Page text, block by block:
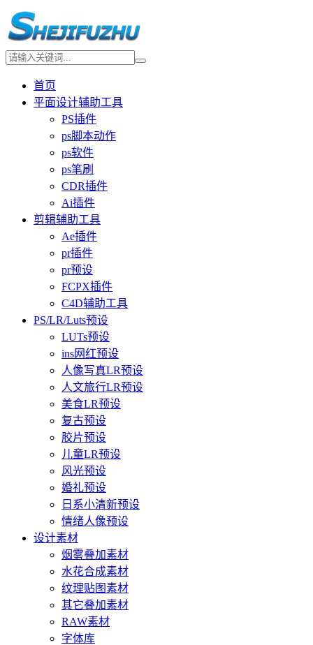
首页
平面设计辅助工具
PS插件
ps脚本动作
ps软件
ps笔刷
CDR插件
Ai插件
剪辑辅助工具
Ae插件
pr插件
pr预设
FCPX插件
C4D辅助工具
PS/LR/Luts预设
LUTs预设
ins网红预设
人像写真LR预设
人文旅行LR预设
美食LR预设
复古预设
胶片预设
儿童LR预设
风光预设
婚礼预设
日系小清新预设
情绪人像预设
设计素材
烟雾叠加素材
水花合成素材
纹理贴图素材
其它叠加素材
RAW素材
字体库